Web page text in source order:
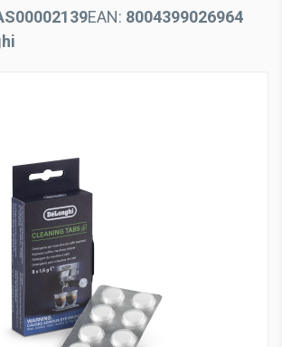
EAN: 8004399026964